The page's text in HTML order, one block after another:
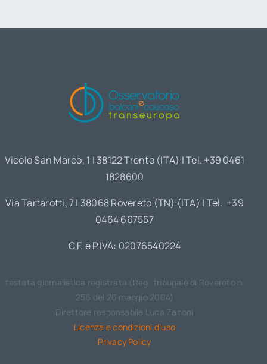
Vicolo San Marco, 1 | 38122 Trento (ITA) | Tel. +39 0461
1828600
Via Tartarotti, 7 | 38068 Rovereto (TN) (ITA) | Tel. +39
0464 667557
C.F. e P.IVA: 02076540224
Testata giornalistica registrata (Reg. Tribunale di Rovereto n.
256 del 26 maggio 2004)
Direttore responsabile Luca Zanoni
Licenza e condizioni d’uso
Privacy Policy